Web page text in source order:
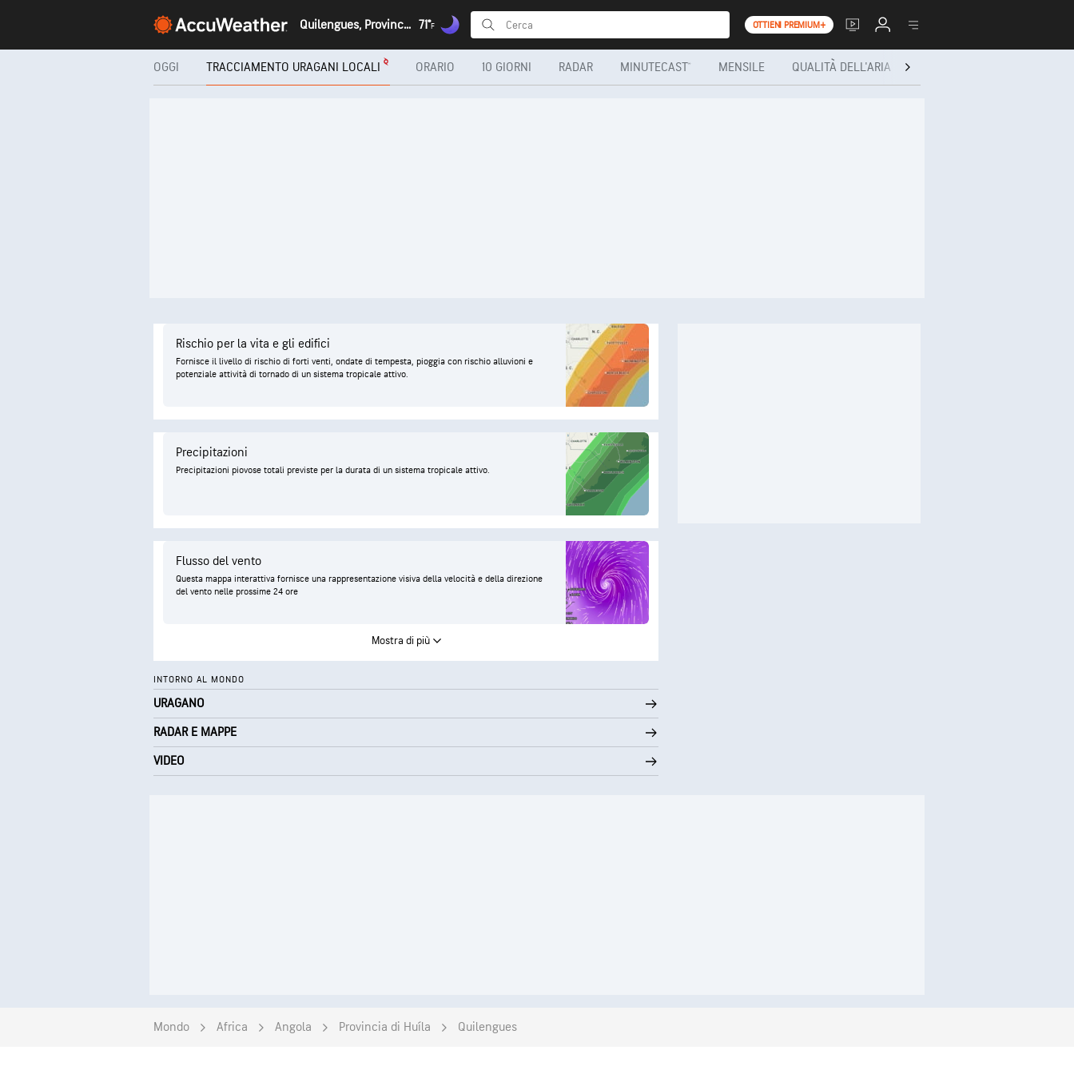
Quilengues, Provincia di Huíla 71°F OTTIENI PREMIUM+
OGGI TRACCIAMENTO URAGANI LOCALI ORARIO 10 GIORNI RADAR MINUTECAST® MENSILE QUALITÀ DELL'ARIA
Rischio per la vita e gli edifici
Fornisce il livello di rischio di forti venti, ondate di tempesta, pioggia con rischio alluvioni e
potenziale attività di tornado di un sistema tropicale attivo.
Precipitazioni
Precipitazioni piovose totali previste per la durata di un sistema tropicale attivo.
Flusso del vento
Questa mappa interattiva fornisce una rappresentazione visiva della velocità e della direzione
del vento nelle prossime 24 ore
Mostra di più
INTORNO AL MONDO
URAGANO
RADAR E MAPPE
VIDEO
Mondo Africa Angola Provincia di Huíla Quilengues